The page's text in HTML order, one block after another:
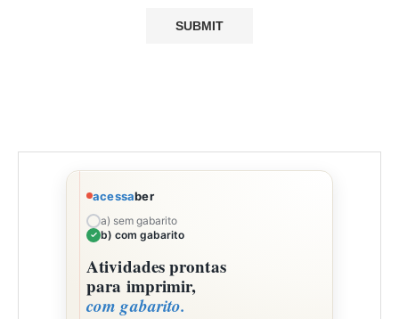
acessaber
a) sem gabarito
b) com gabarito
Atividades prontas
para imprimir,
com gabarito.